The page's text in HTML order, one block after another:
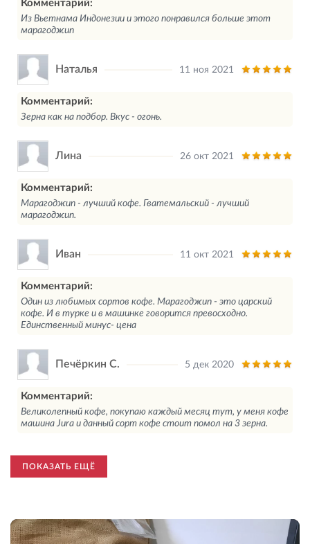
Комментарий:
Из Вьетнама Индонезии и этого понравился больше этот
марагоджип
Наталья 11 ноя 2021
Комментарий:
Зерна как на подбор. Вкус - огонь.
Лина 26 окт 2021
Комментарий:
Марагоджип - лучший кофе. Гватемальский - лучший
марагоджип.
Иван 11 окт 2021
Комментарий:
Один из любимых сортов кофе. Марагоджип - это царский
кофе. И в турке и в машинке говорится превосходно.
Единственный минус- цена
Печёркин С. 5 дек 2020
Комментарий:
Великолепный кофе, покупаю каждый месяц тут, у меня кофе
машина Jura и данный сорт кофе стоит помол на 3 зерна.
ПОКАЗАТЬ ЕЩЁ